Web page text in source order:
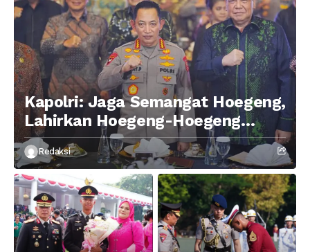
Kapolri: Jaga Semangat Hoegeng,
Lahirkan Hoegeng-Hoegeng
Berikutnya
Redaksi